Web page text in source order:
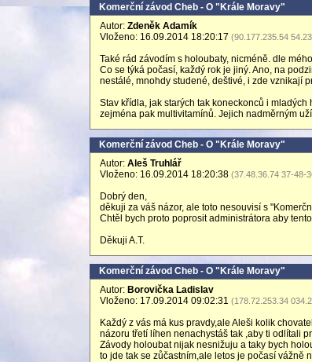
Komerční závod Cheb - O "Krále Moravy"
Autor: Zdeněk Adamík
Vloženo: 16.09.2014 18:20:17 (90.177.235.54
Také rád závodím s holoubaty, nicméně. dle
Co se týká počasí, každý rok je jiný. Ano, na
nestálé, mnohdy studené, deštivé, i zde vznikají
Stav křídla, jak starých tak koneckonců i
zejména pak multivitamínů. Jejich nadměrným
Komerční závod Cheb - O "Krále Moravy"
Autor: Aleš Truhlář
Vloženo: 16.09.2014 18:20:38 (37.48.36.74 37-48-
Dobrý den,
děkuji za váš názor, ale toto nesouvisí s
Chtěl bych proto poprosit administrátora aby
Děkuji A.T.
Komerční závod Cheb - O "Krále Moravy"
Autor: Borovička Ladislav
Vloženo: 17.09.2014 09:02:31 (178.72.253.34
Každý z vás má kus pravdy,ale Aleši kolik
názoru třetí líhen nenachystáš tak ,aby ti odlítali
Závody holoubat nijak nesnižuju a taky bych
to jde tak se zůčastním,ale letos je počasí vážně